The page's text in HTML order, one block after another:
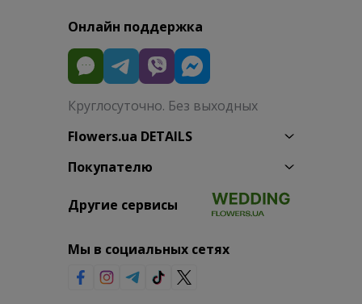
Онлайн поддержка
Круглосуточно. Без выходных
Flowers.ua DETAILS
Покупателю
Другие сервисы
Мы в социальных сетях